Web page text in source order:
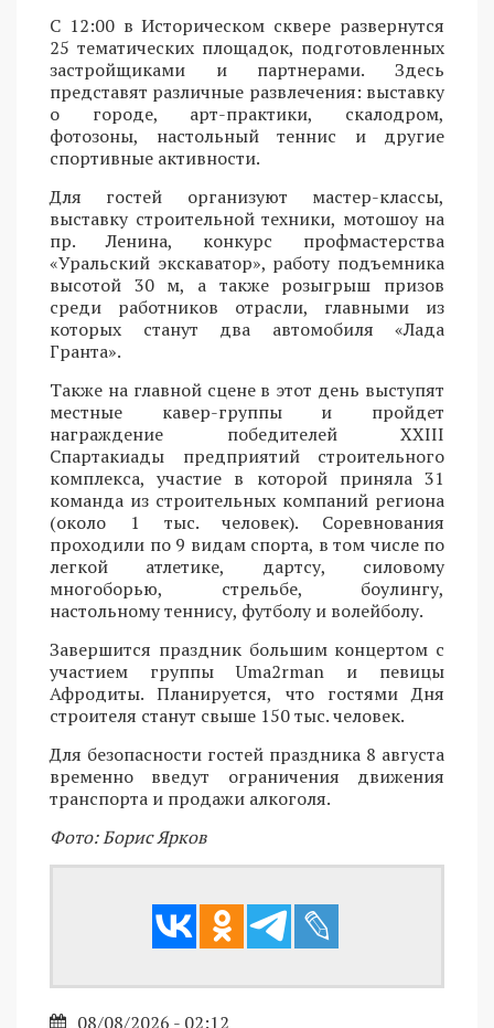
С 12:00 в Историческом сквере развернутся
25 тематических площадок, подготовленных
застройщиками и партнерами. Здесь
представят различные развлечения: выставку
о городе, арт-практики, скалодром,
фотозоны, настольный теннис и другие
спортивные активности.
Для гостей организуют мастер-классы,
выставку строительной техники, мотошоу на
пр. Ленина, конкурс профмастерства
«Уральский экскаватор», работу подъемника
высотой 30 м, а также розыгрыш призов
среди работников отрасли, главными из
которых станут два автомобиля «Лада
Гранта».
Также на главной сцене в этот день выступят
местные кавер-группы и пройдет
награждение победителей XXIII
Спартакиады предприятий строительного
комплекса, участие в которой приняла 31
команда из строительных компаний региона
(около 1 тыс. человек). Соревнования
проходили по 9 видам спорта, в том числе по
легкой атлетике, дартсу, силовому
многоборью, стрельбе, боулингу,
настольному теннису, футболу и волейболу.
Завершится праздник большим концертом с
участием группы Uma2rman и певицы
Афродиты. Планируется, что гостями Дня
строителя станут свыше 150 тыс. человек.
Для безопасности гостей праздника 8 августа
временно введут ограничения движения
транспорта и продажи алкоголя.
Фото: Борис Ярков
08/08/2026 - 02:12